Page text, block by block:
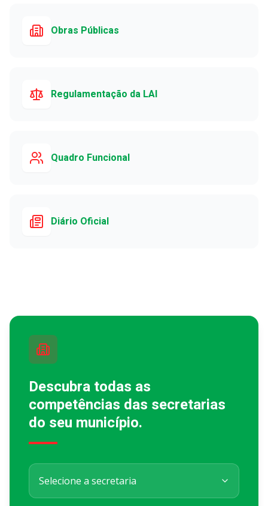
Obras Públicas
Regulamentação da LAI
Quadro Funcional
Diário Oficial
Descubra todas as
competências das secretarias
do seu município.